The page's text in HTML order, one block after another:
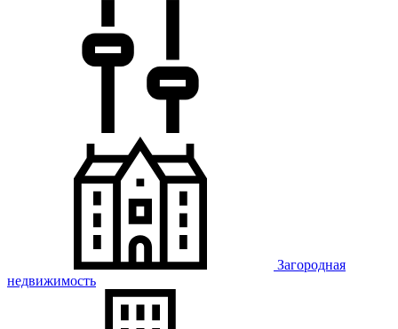
Загородная
недвижимость